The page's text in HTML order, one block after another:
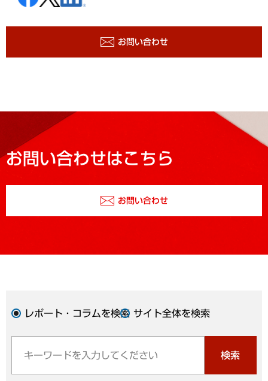
お問い合わせ
お問い合わせはこちら
お問い合わせ
レポート・コラムを検索 サイト全体を検索
検索